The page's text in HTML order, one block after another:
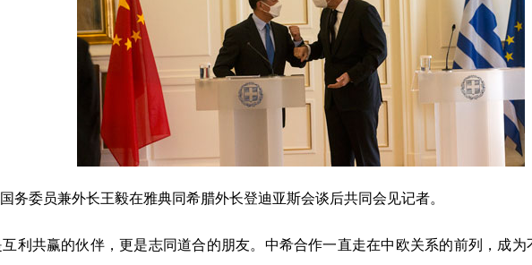
委员兼外长王毅在雅典同希腊外长登迪亚斯会谈后共同会见记者。
共赢的伙伴，更是志同道合的朋友。中希合作一直走在中欧关系的前列，成为